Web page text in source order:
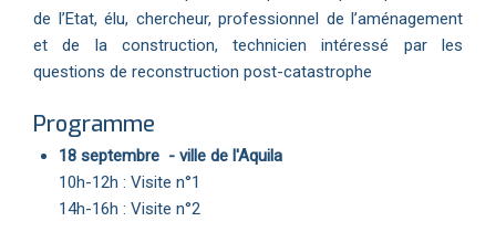
de l’Etat, élu, chercheur, professionnel de l’aménagement
et de la construction, technicien intéressé par les
questions de reconstruction post-catastrophe
Programme
18 septembre - ville de l'Aquila
10h-12h : Visite n°1
14h-16h : Visite n°2